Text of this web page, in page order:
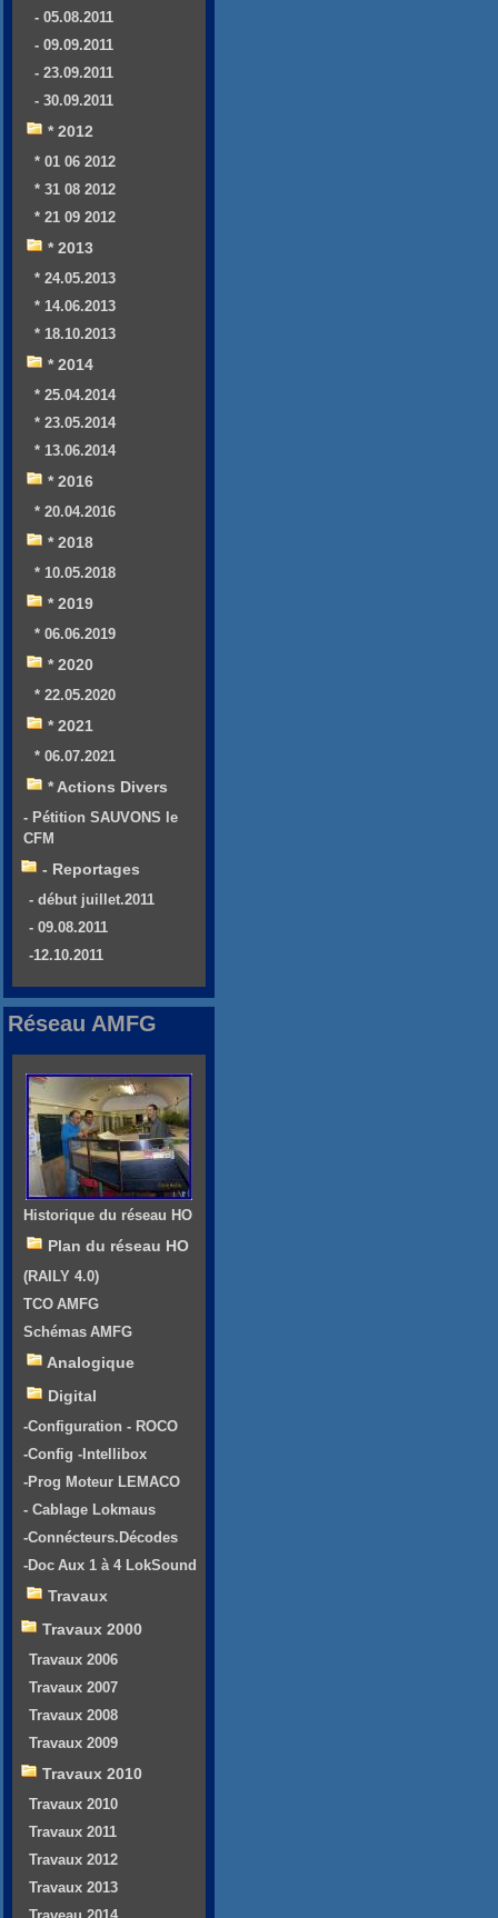
- 05.08.2011
- 09.09.2011
- 23.09.2011
- 30.09.2011
* 2012
* 01 06 2012
* 31 08 2012
* 21 09 2012
* 2013
* 24.05.2013
* 14.06.2013
* 18.10.2013
* 2014
* 25.04.2014
* 23.05.2014
* 13.06.2014
* 2016
* 20.04.2016
* 2018
* 10.05.2018
* 2019
* 06.06.2019
* 2020
* 22.05.2020
* 2021
* 06.07.2021
* Actions Divers
- Pétition SAUVONS le
CFM
- Reportages
- début juillet.2011
- 09.08.2011
-12.10.2011
Réseau AMFG
Historique du réseau HO
Plan du réseau HO
(RAILY 4.0)
TCO AMFG
Schémas AMFG
Analogique
Digital
-Configuration - ROCO
-Config -Intellibox
-Prog Moteur LEMACO
- Cablage Lokmaus
-Connécteurs.Décodes
-Doc Aux 1 à 4 LokSound
Travaux
Travaux 2000
Travaux 2006
Travaux 2007
Travaux 2008
Travaux 2009
Travaux 2010
Travaux 2010
Travaux 2011
Travaux 2012
Travaux 2013